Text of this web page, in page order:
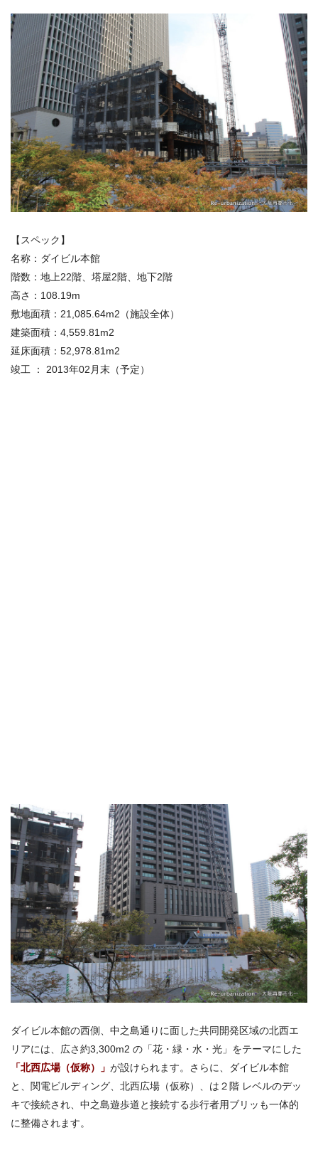
【スペック】
名称：ダイビル本館
階数：地上22階、塔屋2階、地下2階
高さ：108.19m
敷地面積：21,085.64m2（施設全体）
建築面積：4,559.81m2
延床面積：52,978.81m2
竣工 ： 2013年02月末（予定）
ダイビル本館の西側、中之島通りに面した共同開発区域の北西エ
リアには、広さ約3,300m2 の「花・緑・水・光」をテーマにした
「北西広場（仮称）」 が設けられます。さらに、ダイビル本館
と、関電ビルディング、北西広場（仮称）、は２階 レベルのデッ
キで接続され、中之島遊歩道と接続する歩行者用ブリッも一体的
に整備されます。